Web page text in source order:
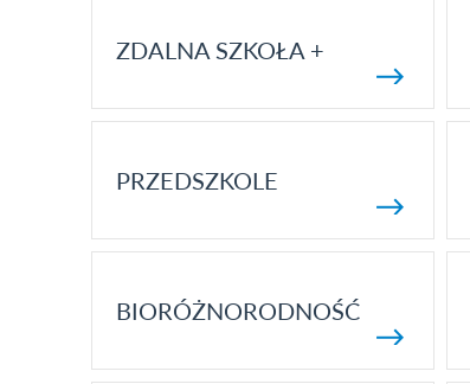
ZDALNA SZKOŁA +
PRZEDSZKOLE
BIORÓŻNORODNOŚĆ